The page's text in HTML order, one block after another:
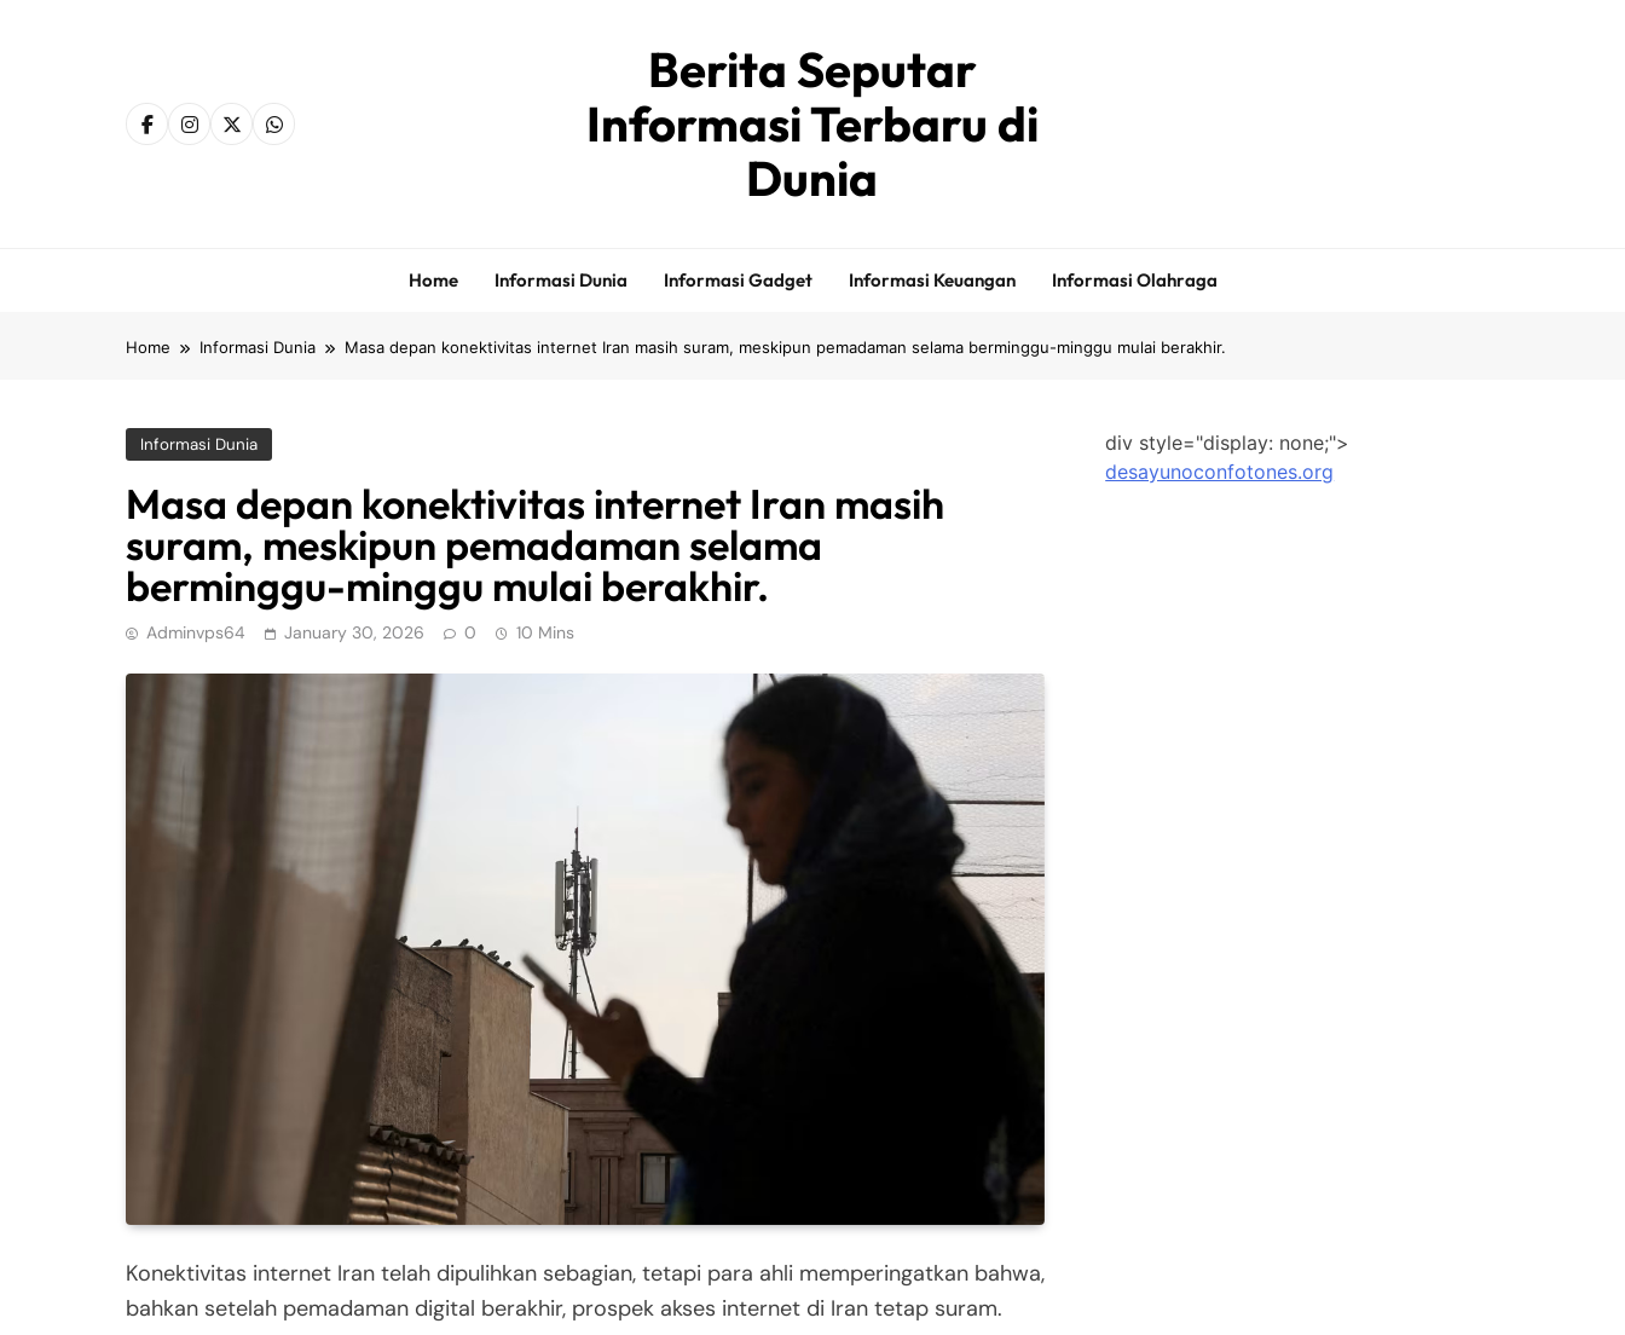
Berita Seputar
Informasi Terbaru di
Dunia
Home Informasi Dunia Informasi Gadget Informasi Keuangan Informasi Olahraga
Home Informasi Dunia Masa depan konektivitas internet Iran masih suram, meskipun pemadaman selama berminggu-minggu mulai berakhir.
Informasi Dunia
Masa depan konektivitas internet Iran masih
suram, meskipun pemadaman selama
berminggu-minggu mulai berakhir.
Adminvps64 January 30, 2026 0 10 Mins
Konektivitas internet Iran telah dipulihkan sebagian, tetapi para ahli memperingatkan bahwa,
bahkan setelah pemadaman digital berakhir, prospek akses internet di Iran tetap suram.
div style="display: none;">
desayunoconfotones.org